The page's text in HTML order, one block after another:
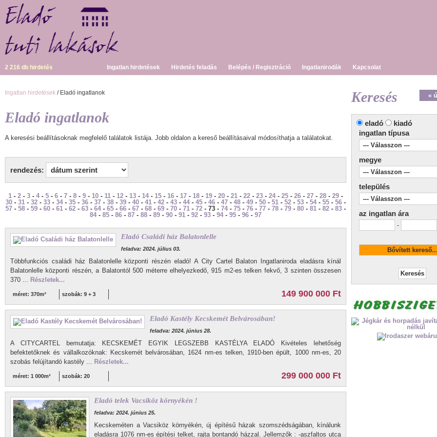
2 216 db hirdetés Ingatlan hirdetések Hirdetés feladás Belépés / Regisztráció Ingatlanirodák Kapcsolat
«
Keresés
eladó
kiadó
ingatlan típusa
megye
település
az ingatlan ára
-
Ingatlan hirdetések / Eladó ingatlanok
Eladó ingatlanok
A keresési beállításoknak megfelelő találatok listája. Jobb oldalon a kereső beállításaival módosíthatja a találatokat.
rendezés:
1 - 2 - 3 - 4 - 5 - 6 - 7 - 8 - 9 - 10 - 11 - 12 - 13 - 14 - 15 - 16 - 17 - 18 - 19 - 20 - 21 - 22 - 23 - 24 - 25 - 26 - 27 - 28 - 29 -
30 - 31 - 32 - 33 - 34 - 35 - 36 - 37 - 38 - 39 - 40 - 41 - 42 - 43 - 44 - 45 - 46 - 47 - 48 - 49 - 50 - 51 - 52 - 53 - 54 - 55 - 56 -
57 - 58 - 59 - 60 - 61 - 62 - 63 - 64 - 65 - 66 - 67 - 68 - 69 - 70 - 71 - 72 - 73 - 74 - 75 - 76 - 77 - 78 - 79 - 80 - 81 - 82 - 83 -
84 - 85 - 86 - 87 - 88 - 89 - 90 - 91 - 92 - 93 - 94 - 95 - 96 - 97
Eladó Családi ház Balatonlelle
feladva: 2024. július 03.
Többfunkciós családi ház Balatonlelle központi részén eladó! A City Cartel Balaton Ingatlaniroda eladásra kínál
Balatonlelle központi részén, a Balatontól 500 méterre elhelyezkedő, 915 m2-es telken fekvő, 3 szinten összesen
370 ... Részletek...
méret: 370m² szobák: 9 + 3 149 900 000 Ft
Eladó Kastély Kecskemét Belvárosában!
feladva: 2024. június 28.
A CITYCARTEL bemutatja: KECSKEMÉT EGYIK LEGSZEBB KASTÉLYA ELADÓ Kivételes lehetőség
befektetőknek és vállalkozóknak: Kecskemét belvárosában, 1624 nm-es telken, 1910-ben épült, 1000 nm-es, 20
szobás felújítandó kastély ... Részletek...
méret: 1 000m² szobák: 20 299 000 000 Ft
Eladó telek Vacsiköz környékén !
feladva: 2024. június 25.
Kecskeméten a Vacsiköz környékén, új építésű házak szomszédságában, kínálunk
eladásra 1076 nm-es építési telket, rajta bontandó házzal. Jellemzők : -aszfaltos utca